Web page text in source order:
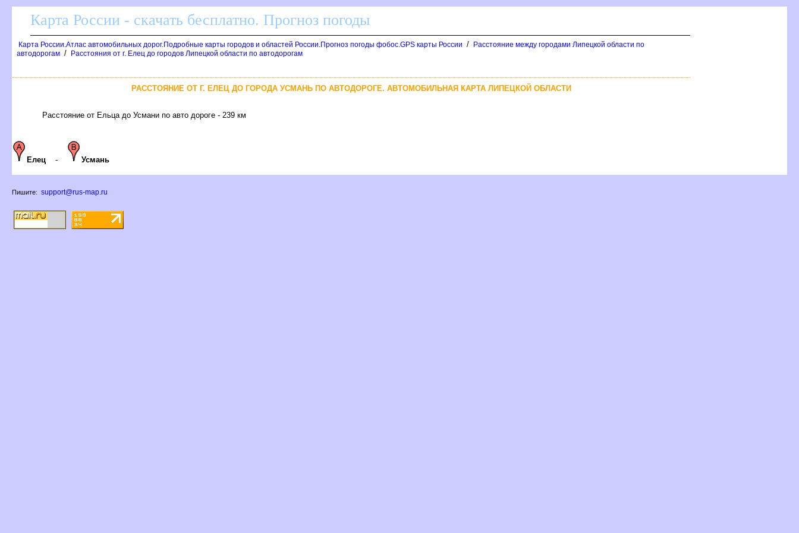
Карта России - скачать бесплатно. Прогноз погоды
Карта России.Атлас автомобильных дорог.Подробные карты городов и областей России.Прогноз погоды фобос.GPS карты России /
Расстояние между городами Липецкой области по
автодорогам / Расстояния от г. Елец до городов Липецкой области по автодорогам
РАССТОЯНИЕ ОТ Г. ЕЛЕЦ ДО ГОРОДА УСМАНЬ ПО АВТОДОРОГЕ. АВТОМОБИЛЬНАЯ КАРТА ЛИПЕЦКОЙ ОБЛАСТИ
Расстояние от Ельца до Усмани по авто дороге - 239 км
Елец - Усмань
Пишите: support@rus-map.ru